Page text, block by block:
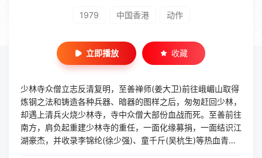
1979 中国香港 动作
立即播放 收藏
少林寺众僧立志反清复明，至善禅师(姜大卫)前往峨嵋山取得
炼钢之法和铸造各种兵器、暗器的图样之后，匆匆赶回少林，
却遇上清兵火烧少林寺，寺中众僧大部份血战而死。至善前往
南方，肩负起重建少林寺的重任，一面化缘募捐，一面结识江
湖豪杰，并收录李锦纶(徐少强)、童千斤(吴杭生)等热血青年